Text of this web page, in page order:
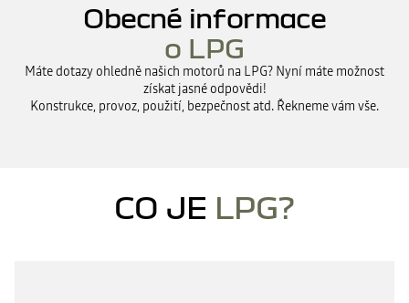
Obecné informace
o LPG
Máte dotazy ohledně našich motorů na LPG? Nyní máte možnost
získat jasné odpovědi!
Konstrukce, provoz, použití, bezpečnost atd. Řekneme vám vše.
CO JE LPG?